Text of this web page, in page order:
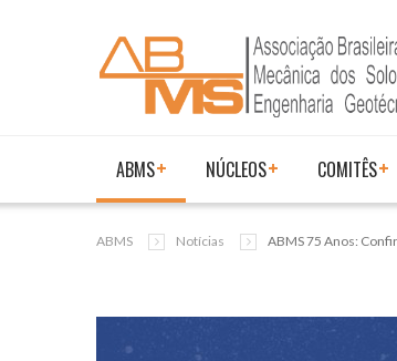
ABMS NÚCLEOS COMITÊS
ABMS Notícias ABMS 75 Anos: